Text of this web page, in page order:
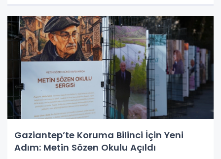
Gaziantep’te Koruma Bilinci İçin Yeni
Adım: Metin Sözen Okulu Açıldı